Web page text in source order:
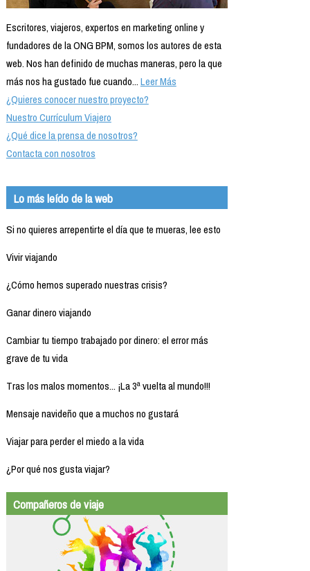
Escritores, viajeros, expertos en marketing online y
fundadores de la ONG BPM, somos los autores de esta
web. Nos han definido de muchas maneras, pero la que
más nos ha gustado fue cuando...Leer Más
¿Quieres conocer nuestro proyecto?
Nuestro Currículum Viajero
¿Qué dice la prensa de nosotros?
Contacta con nosotros
Lo más leído de la web
Si no quieres arrepentirte el día que te mueras, lee esto
Vivir viajando
¿Cómo hemos superado nuestras crisis?
Ganar dinero viajando
Cambiar tu tiempo trabajado por dinero: el error más
grave de tu vida
Tras los malos momentos... ¡La 3ª vuelta al mundo!!!
Mensaje navideño que a muchos no gustará
Viajar para perder el miedo a la vida
¿Por qué nos gusta viajar?
Compañeros de viaje